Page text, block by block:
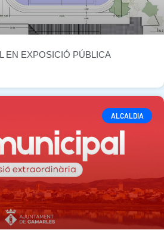
EN EXPOSICIÓ PÚBLICA
ALCALDIA